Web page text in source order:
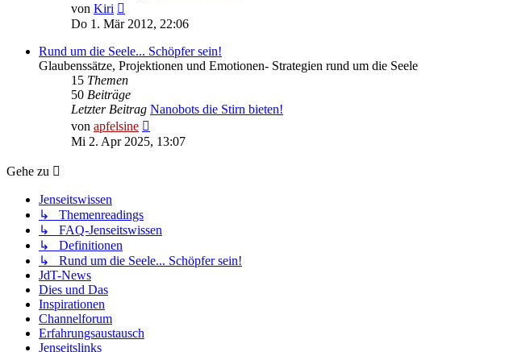
von Kiri
Beitrag
Do 1. Mär 2012, 22:06
Rund um die Seele... Schöpfer sein!
Glaubenssätze, Projektionen und Emotionen- Strategien rund um die Seele
15 Themen
50 Beiträge
Letzter Beitrag Nanobots die Stirn bieten!
von apfelsine
Beitrag
Mi 2. Apr 2025, 13:07
Gehe zu
Jenseitswissen
↳ Themenreadings
↳ FAQ-Jenseitswissen
↳ Definitionen
↳ Rund um die Seele... Schöpfer sein!
JdT-News
Dies und Das
Inspirationen
Channelforum
Erfahrungsaustausch
Jenseitslinks